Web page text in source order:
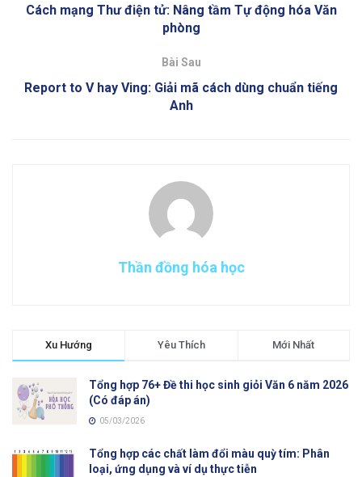
Cách mạng Thư điện tử: Nâng tầm Tự động hóa Văn
phòng
Bài Sau
Report to V hay Ving: Giải mã cách dùng chuẩn tiếng
Anh
Thần đồng hóa học
Xu Hướng Yêu Thích Mới Nhất
Tổng hợp 76+ Đề thi học sinh giỏi Văn 6 năm 2026
(Có đáp án)
05/03/2026
Tổng hợp các chất làm đổi màu quỳ tím: Phân
loại, ứng dụng và ví dụ thực tiễn